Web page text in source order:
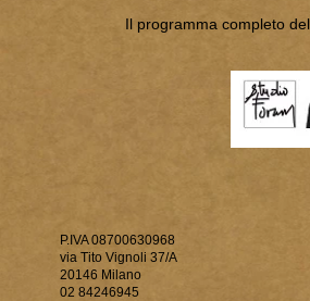
Il programma completo
P.IVA 08700630968
via Tito Vignoli 37/A
20146 Milano
02 84246945